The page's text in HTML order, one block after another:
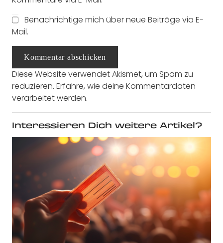
Benachrichtige mich über neue Beiträge via E-
Mail.
Kommentar abschicken
Diese Website verwendet Akismet, um Spam zu
reduzieren. Erfahre, wie deine Kommentardaten
verarbeitet werden.
Interessieren Dich weitere Artikel?